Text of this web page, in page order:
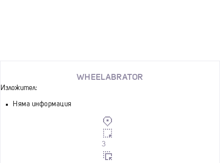
WHEELABRATOR
Изложител:
Няма информация
3